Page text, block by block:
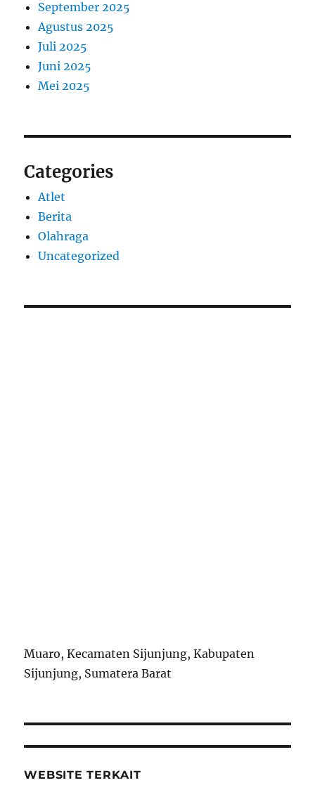
September 2025
Agustus 2025
Juli 2025
Juni 2025
Mei 2025
Categories
Atlet
Berita
Olahraga
Uncategorized
Muaro, Kecamaten Sijunjung, Kabupaten
Sijunjung, Sumatera Barat
WEBSITE TERKAIT